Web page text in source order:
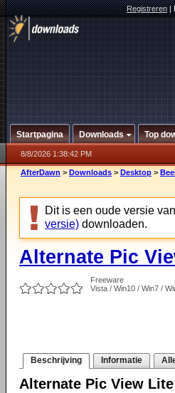
Registreren|
Startpagina Downloads Top
8/8/2026 1:38:42 PM
AfterDawn > Downloads > Desktop >
Dit is een oude versie
versie) downloaden.
Alternate Pic
Freeware
Vista / Win10 / Win7 /
Beschrijving Informatie
Alternate Pic View Lite